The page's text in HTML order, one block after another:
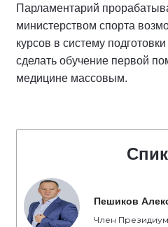
Парламентарий
министерством спорта
курсов в систему
сделать обучение первой
медицине массовым.
Пешиков
Член